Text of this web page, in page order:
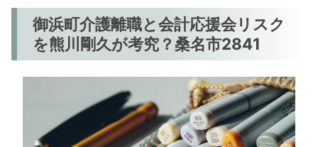
御浜町介護離職と会計応援会リスク
を熊川剛久が考究？桑名市2841